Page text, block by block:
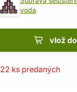
voda
vlož
22 ks predaných